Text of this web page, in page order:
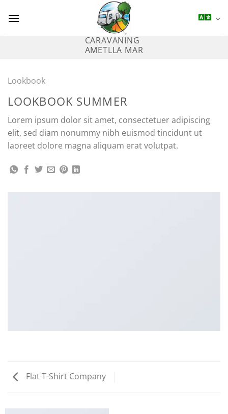
CARAVANING
AMETLLA MAR
Lookbook
LOOKBOOK SUMMER
Lorem ipsum dolor sit amet, consectetuer adipiscing
elit, sed diam nonummy nibh euismod tincidunt ut
laoreet dolore magna aliquam erat volutpat.
Flat T-Shirt Company